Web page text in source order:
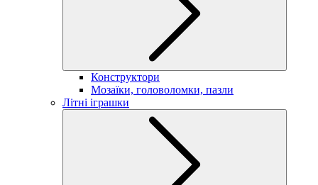
Конструктори
Мозаїки, головоломки, пазли
Літні іграшки